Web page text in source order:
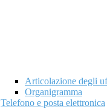
Articolazione degli
Organigramma
Telefono e posta elettronica